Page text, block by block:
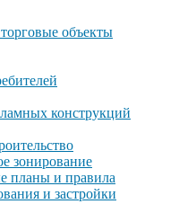
объекты
конструкций
зонирование
планы и правила
и застройки